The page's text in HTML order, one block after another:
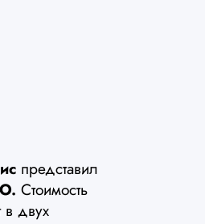
представил
Стоимость
двух